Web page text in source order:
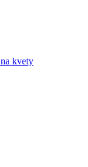
kvety